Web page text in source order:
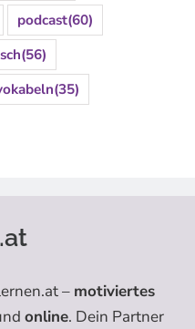
podcast(60)
(56)
(35)
– motiviertes
online. Dein Partner